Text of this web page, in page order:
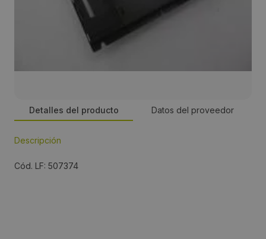
Detalles del producto Datos del proveedor
Descripción
Cód. LF: 507374
José Manuel Romero